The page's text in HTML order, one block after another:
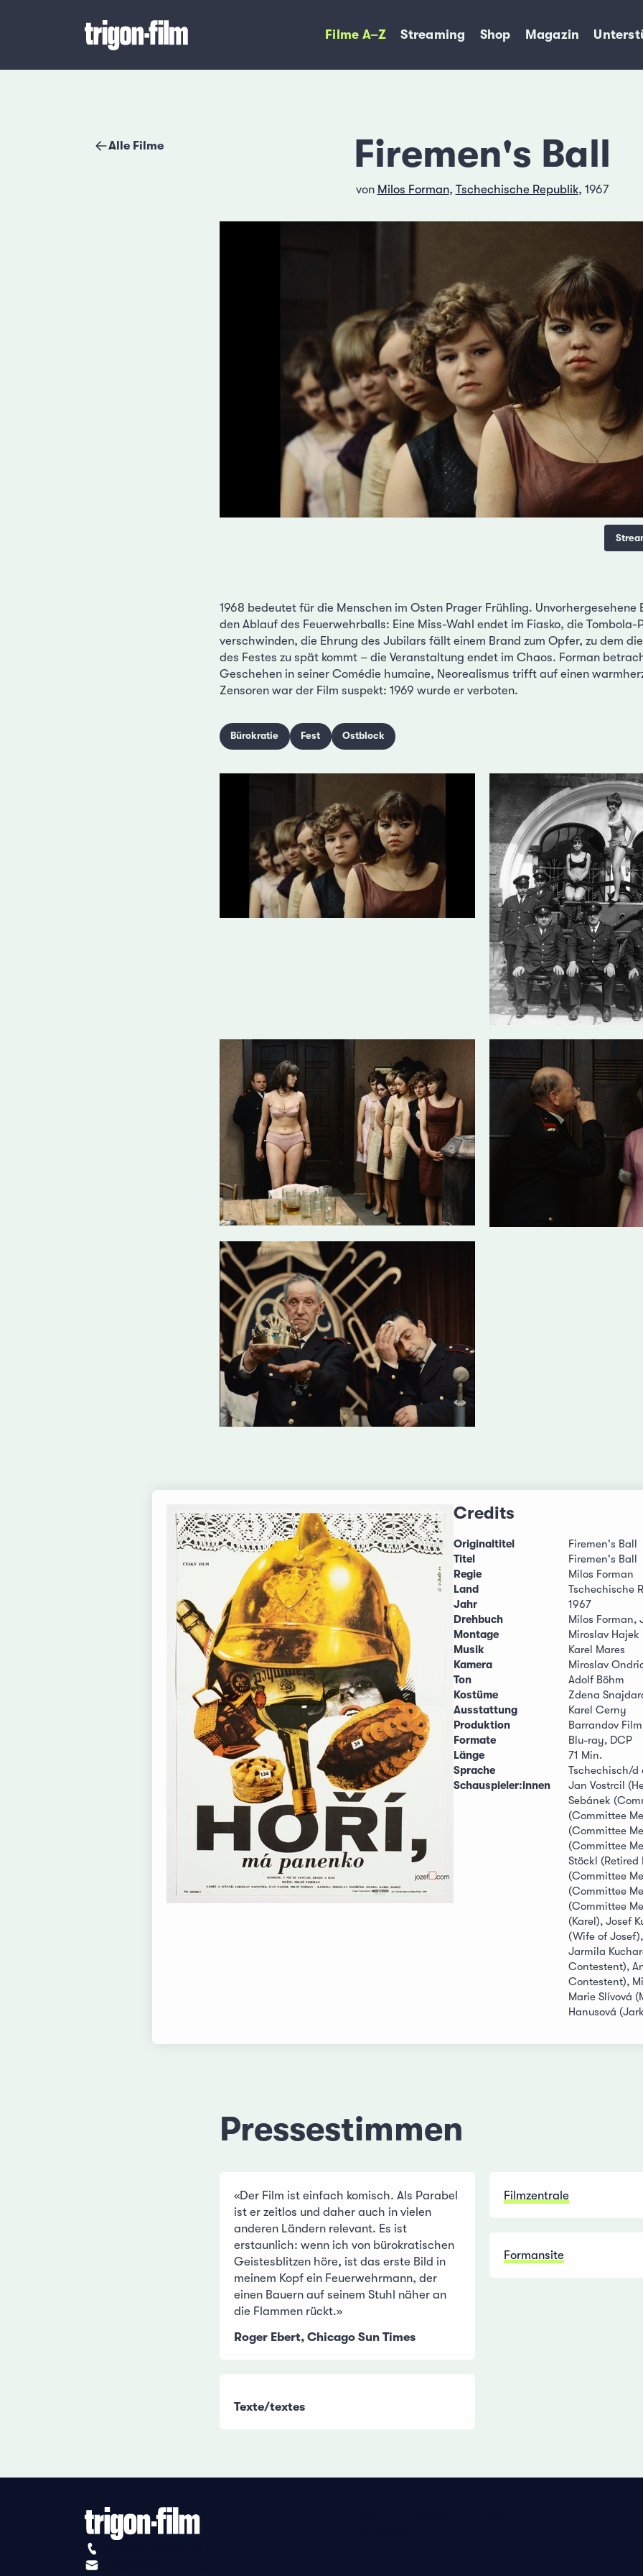
Filme A–Z Streaming Shop Magazin
Alle Filme Firemen's Ball
von Milos Forman, Tschechische Republik, 1967
1968 bedeutet für die Menschen im Osten Prager Frühling. Unvorhergesehene
den Ablauf des Feuerwehrballs: Eine Miss-Wahl endet im Fiasko, die Tombola-
verschwinden, die Ehrung des Jubilars fällt einem Brand zum Opfer, zu dem
des Festes zu spät kommt – die Veranstaltung endet im Chaos. Forman
Geschehen in seiner Comédie humaine, Neorealismus trifft auf einen
Zensoren war der Film suspekt: 1969 wurde er verboten.
Bürokratie Fest Ostblock
Credits
Originaltitel
Firemen's Ball
Titel
Firemen's Ball
Regie
Milos Forman
Land
Tschechische
Jahr
1967
Drehbuch
Milos Forman,
Montage
Miroslav Hajek
Musik
Karel Mares
Kamera
Miroslav
Ton
Adolf Böhm
Kostüme
Zdena
Ausstattung
Karel Cerny
Produktion
Barrandov
Formate
Blu-ray, DCP
Länge
71 Min.
Sprache
Tschechisch/d
Schauspieler:innen
Jan Vostrcil
Sebánek
(Committee
(Committee
(Committee
Stöckl (Retired
(Committee
(Committee
(Committee
(Karel), Josef
(Wife of
Jarmila
Contestent),
Contestent),
Marie Slívová
Hanusová
Pressestimmen
«Der Film ist einfach komisch. Als Parabel
ist er zeitlos und daher auch in vielen
anderen Ländern relevant. Es ist
erstaunlich: wenn ich von bürokratischen
Geistesblitzen höre, ist das erste Bild in
meinem Kopf ein Feuerwehrmann, der
einen Bauern auf seinem Stuhl näher an
die Flammen rückt.»
Roger Ebert, Chicago Sun Times
Texte/textes
Filmzentrale
Formansite